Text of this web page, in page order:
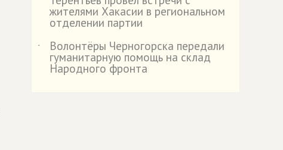
жителями Хакасии в региональном
отделении партии
˙
Волонтёры Черногорска передали
гуманитарную помощь на склад
Народного фронта